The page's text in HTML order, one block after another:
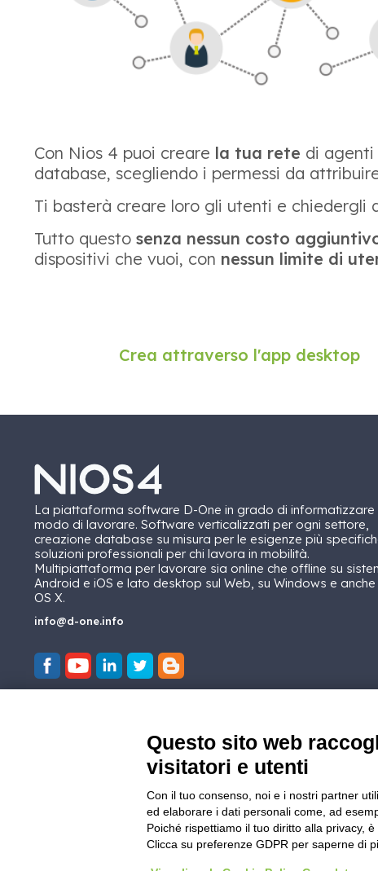
Con Nios 4 puoi creare la tua rete di
database, scegliendo i permessi da
Ti basterà creare loro gli utenti e chiedergli
Tutto questo senza nessun costo
dispositivi che vuoi, con nessun limite di
Crea attraverso l'app desktop
La piattaforma software D-One in grado di informatizzare
modo di lavorare. Software verticalizzati per ogni settore,
creazione database su misura per le esigenze più
soluzioni professionali per chi lavora in mobilità.
Multipiattaforma per lavorare sia online che offline su
Android e iOS e lato desktop sul Web, su Windows e
OS X.
info@d-one.info
Questo sito web
visitatori e utenti
Con il tuo consenso, noi e i nostri partner
ed elaborare i dati personali come, ad
Poiché rispettiamo il tuo diritto alla privacy,
Clicca su preferenze GDPR per saperne di